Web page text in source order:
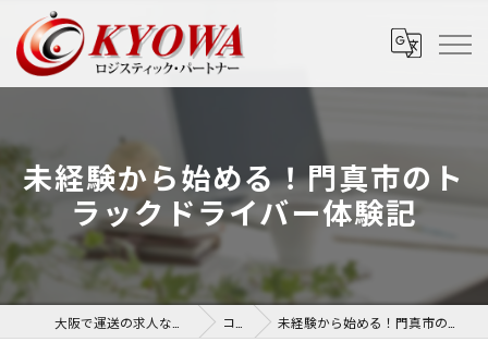
未経験から始める！門真市のト
ラックドライバー体験記
コラム 未経験から始める！門真市のトラックドライバー体験記